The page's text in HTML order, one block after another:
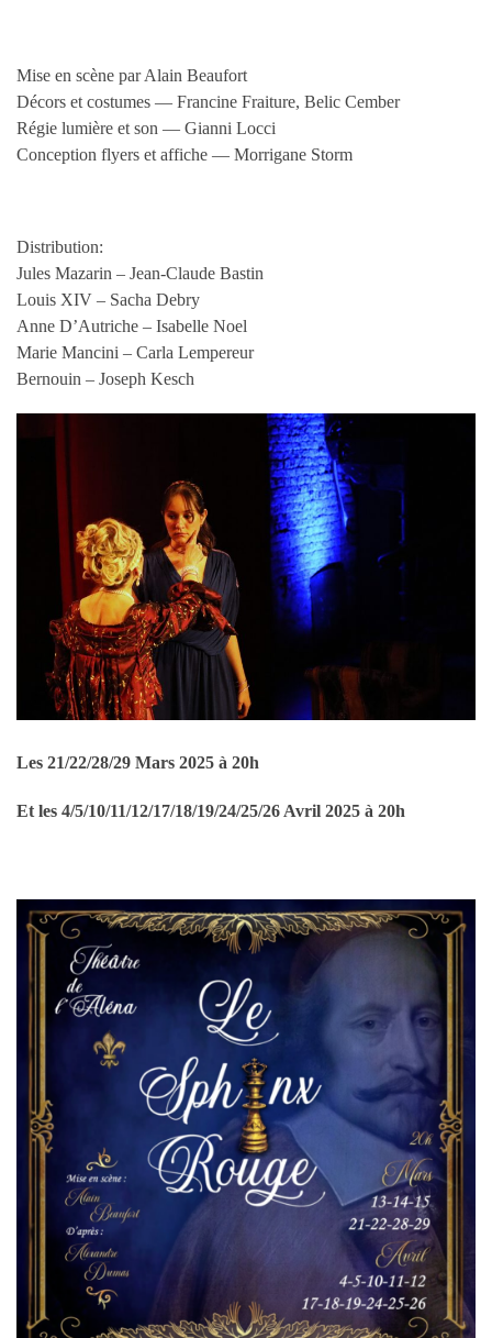
Mise en scène par Alain Beaufort
Décors et costumes — Francine Fraiture, Belic Cember
Régie lumière et son — Gianni Locci
Conception flyers et affiche — Morrigane Storm
Distribution:
Jules Mazarin – Jean-Claude Bastin
Louis XIV – Sacha Debry
Anne D’Autriche – Isabelle Noel
Marie Mancini – Carla Lempereur
Bernouin – Joseph Kesch
Les 21/22/28/29 Mars 2025 à 20h
Et les 4/5/10/11/12/17/18/19/24/25/26 Avril 2025 à 20h